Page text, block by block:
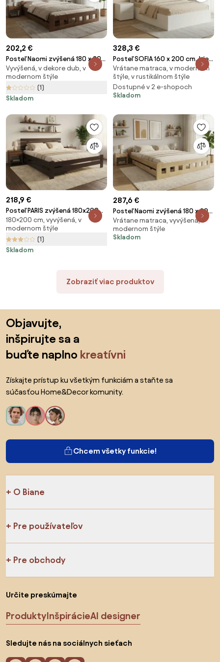
202,2 €
Posteľ Naomi zvýšená 180 x 200
cm, dub Rošt: S lamelovým
roštom, Matrac: Bez matraca
Vyvýšená, v dekore dub, v
modernom štýle
(1)
Skladom
328,3 €
Posteľ SOFIA 160 x 200 cm, biela
Rošt: Bez roštu, Matrac:
Matrac SOMMERA 18 cm
Vrátane matraca, v modernom
štýle, v rustikálnom štýle
Dostupné v 2 e-shopoch
Skladom
218,9 €
Posteľ PARIS zvýšená 180x200
cm, orech Rošt: S lamelovým
roštom, Matrac: Bez matraca
180×200 cm, vyvýšená, v
modernom štýle
(1)
Skladom
287,6 €
Posteľ Naomi zvýšená 180 x 200
cm, borovica Rošt: Bez roštu,
Matrac: Matrac DELUXE 10 cm
Vrátane matraca, vyvýšená, v
modernom štýle
Skladom
Zobraziť viac produktov
Objavujte,
inšpirujte sa a
buďte naplno kreatívni
Získajte prístup ku všetkým funkciám a staňte sa
súčasťou Home&Decor komunity.
Chcem všetky funkcie!
O Biane
Pre používateľov
Pre obchody
Určite preskúmajte
ProduktyInšpirácieAI designer
Sledujte nás na sociálnych sieťach